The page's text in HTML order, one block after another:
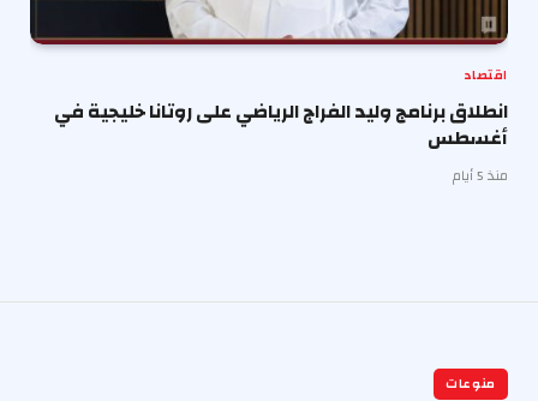
اقتصاد
انطلاق برنامج وليد الفراج الرياضي على روتانا خليجية في
أغسطس
منذ 5 أيام
منوعات